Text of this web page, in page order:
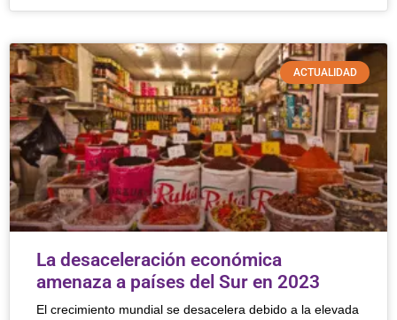
ACTUALIDAD
La desaceleración económica
amenaza a países del Sur en 2023
El crecimiento mundial se desacelera debido a la elevada